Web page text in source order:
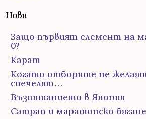
Нови
Защо първият елемент на
0?
Карат
Когато отборите не
спечелят…
Възпитанието в Япония
Сатрап и маратонско бягане